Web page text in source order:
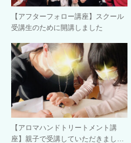
【アフターフォロー講座】スクール
受講生のために開講しました
【アロマハンドトリートメント講
座】親子で受講していただきまし…